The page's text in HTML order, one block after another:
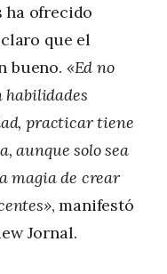
ha ofrecido
que el
bueno. «Ed no
habilidades
practicar tiene
aunque solo sea
magia de crear
, manifestó
Jornal.